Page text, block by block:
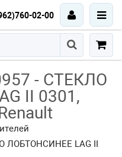
02-00
- СТЕКЛО
II 0301,
ЛОБТОНСИНЕЕ LAG II